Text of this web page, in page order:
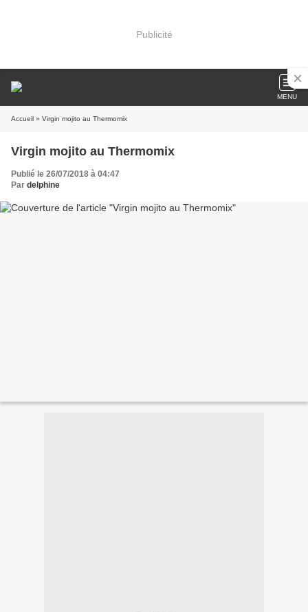
Publicité
MENU
Accueil » Virgin mojito au Thermomix
Virgin mojito au Thermomix
Publié le 26/07/2018 à 04:47
Par delphine